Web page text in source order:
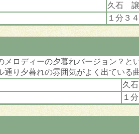
久石 譲
１分３
メロディーの夕暮れバージョン？と
通り夕暮れの雰囲気がよく出ている
久
１